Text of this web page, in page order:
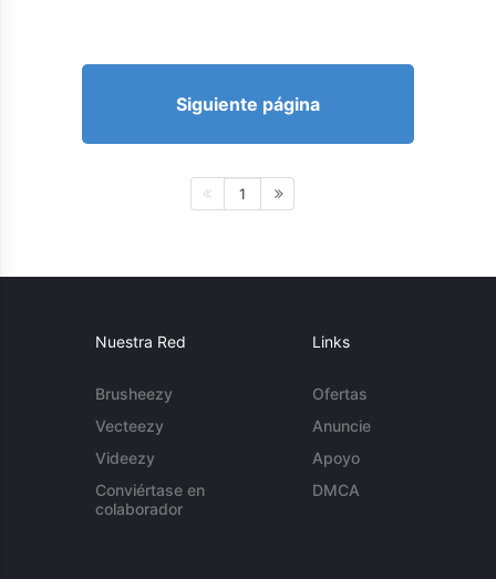
Siguiente página
1
Nuestra Red
Brusheezy
Vecteezy
Videezy
Conviértase en
colaborador
Links
Ofertas
Anuncie
Apoyo
DMCA